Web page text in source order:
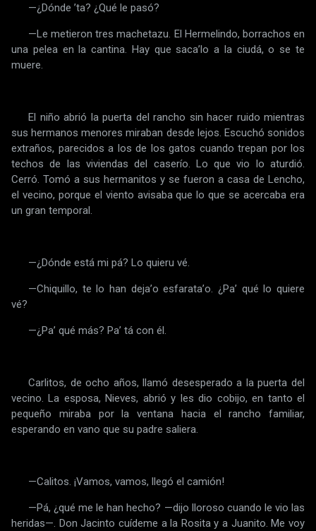
—¿Dónde ʼta? ¿Qué le pasó?
—Le metieron tres machetazu. El Hermelindo, borrachos en
una pelea en la cantina. Hay que sacaʼlo a la ciudá, o se te
muere.
El niño abrió la puerta del rancho sin hacer ruido mientras
sus hermanos menores miraban desde lejos. Escuchó sonidos
extraños, parecidos a los de los gatos cuando trepan por los
techos de las viviendas del caserío. Lo que vio lo aturdió.
Cerró. Tomó a sus hermanitos y se fueron a casa de Lencho,
el vecino, porque el viento avisaba que lo que se acercaba era
un gran temporal.
—¿Dónde está mi pá? Lo quieru vé.
—Chiquillo, te lo han dejaʼo esfarataʼo. ¿Paʼ qué lo quiere
vé?
—¿Paʼ qué más? Paʼ tá con él.
Carlitos, de ocho años, llamó desesperado a la puerta del
vecino. La esposa, Nieves, abrió y les dio cobijo, en tanto el
pequeño miraba por la ventana hacia el rancho familiar,
esperando en vano que su padre saliera.
—Calitos. ¡Vamos, vamos, llegó el camión!
—Pá, ¿qué me le han hecho? —dijo lloroso cuando le vio las
heridas—. Don Jacinto cuídeme a la Rosita y a Juanito. Me voy